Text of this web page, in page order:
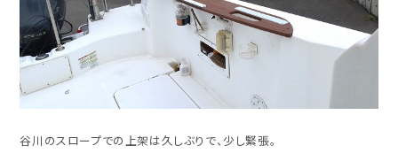
谷川のスロープでの上架は久しぶりで、少し緊張。